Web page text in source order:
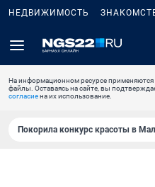
НЕДВИЖИМОСТЬ
На информационном ресурсе применяются
файлы. Оставаясь на сайте, вы
согласиена их использование.
Покорила конкурс красоты в